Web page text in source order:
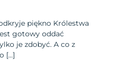
piękno Królestwa
gotowy oddać
je zdobyć. A co z
[…]